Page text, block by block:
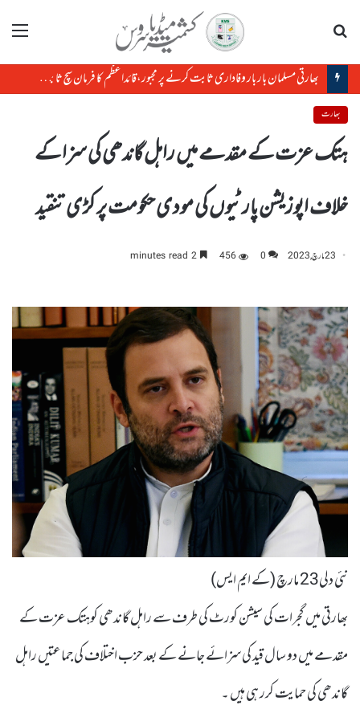
مینو
بھارت
ہتک عزت کے مقدمے میں راہل گاندھی کی سزا کے
خلاف اپوزیشن پارٹیوں کی مودی حکومت پر کڑی تنقید
23 مارچ, 2023 0
456
نئی دلی23 مارچ (کے ایم ایس)
بھارتی میں گجرات کی سیشن کورٹ کی طرف سے راہل گاندھی کوہتک عزت کے
مقدمے میں دو سال قید کی سزائے جانے کے بعد حزب اختلاف کی جماعتیں راہل
گاندھی کی حمایت کرر ہی ہیں ۔